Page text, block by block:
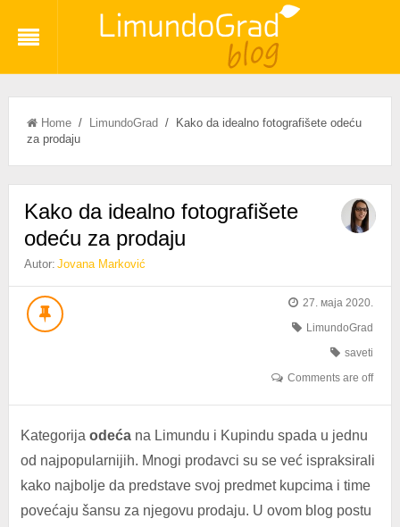
Home/ LimundoGrad / Kako da idealno fotografišete odeću
za prodaju
Kako da idealno fotografišete
odeću za prodaju
Autor: Jovana Marković
27. маја 2020.
LimundoGrad
saveti
Comments are off
Kategorija odećana Limundu i Kupindu spada u jednu
od najpopularnijih. Mnogi prodavci su se već ispraksirali
kako najbolje da predstave svoj predmet kupcima i time
povećaju šansu za njegovu prodaju. U ovom blog postu